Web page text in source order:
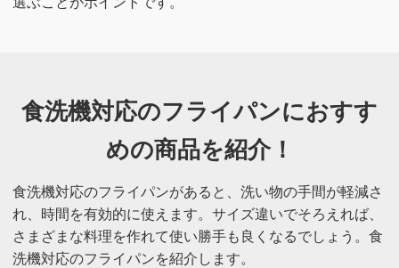
食洗機対応のフライパンにおすす
めの商品を紹介！
食洗機対応のフライパンがあると、洗い物の手間が軽減さ
れ、時間を有効的に使えます。サイズ違いでそろえれば、
さまざまな料理を作れて使い勝手も良くなるでしょう。食
洗機対応のフライパンを紹介します。